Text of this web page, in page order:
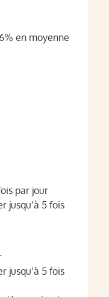
en moyenne
par jour
jusqu’à 5 fois
jusqu’à 5 fois